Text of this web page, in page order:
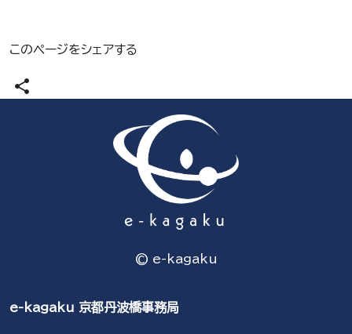
このページをシェアする
share
© e-kagaku
e-kagaku 京都丹波橋事務局